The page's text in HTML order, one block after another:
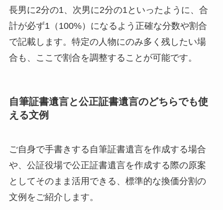
長男に2分の1、次男に2分の1といったように、合
計が必ず1（100%）になるよう正確な分数や割合
で記載します。特定の人物にのみ多く残したい場
合も、ここで割合を調整することが可能です。
自筆証書遺言と公正証書遺言のどちらでも使
える文例
ご自身で手書きする自筆証書遺言を作成する場合
や、公証役場で公正証書遺言を作成する際の原案
としてそのまま活用できる、標準的な換価分割の
文例をご紹介します。